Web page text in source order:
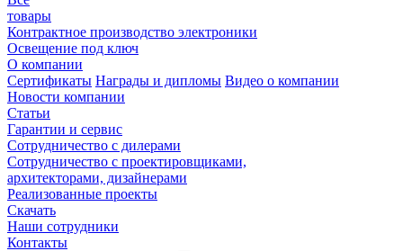
товары
Контрактное производство электроники
Освещение под ключ
О компании
Сертификаты Награды и дипломы Видео о компании
Новости компании
Статьи
Гарантии и сервис
Сотрудничество с дилерами
Сотрудничество с проектировщиками,
архитекторами, дизайнерами
Реализованные проекты
Скачать
Наши сотрудники
Контакты